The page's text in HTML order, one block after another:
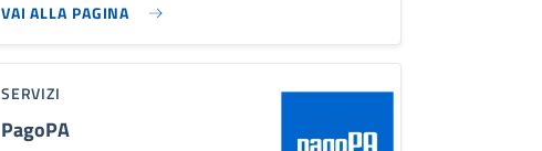
VAI ALLA PAGINA
SERVIZI
PagoPA